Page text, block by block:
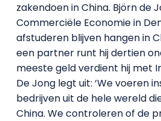
zakendoen in China. Björn de
Commerciële Economie in
afstuderen blijven hangen in
een partner runt hij dertien
meeste geld verdient hij met
De Jong legt uit: ‘We voeren
bedrijven uit de hele wereld
China. We controleren of de